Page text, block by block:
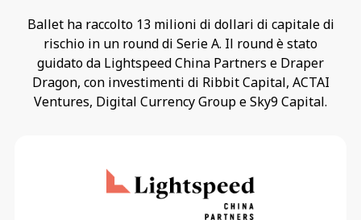
Ballet ha raccolto 13 milioni di dollari di capitale di
rischio in un round di Serie A. Il round è stato
guidato da Lightspeed China Partners e Draper
Dragon, con investimenti di Ribbit Capital, ACTAI
Ventures, Digital Currency Group e Sky9 Capital.